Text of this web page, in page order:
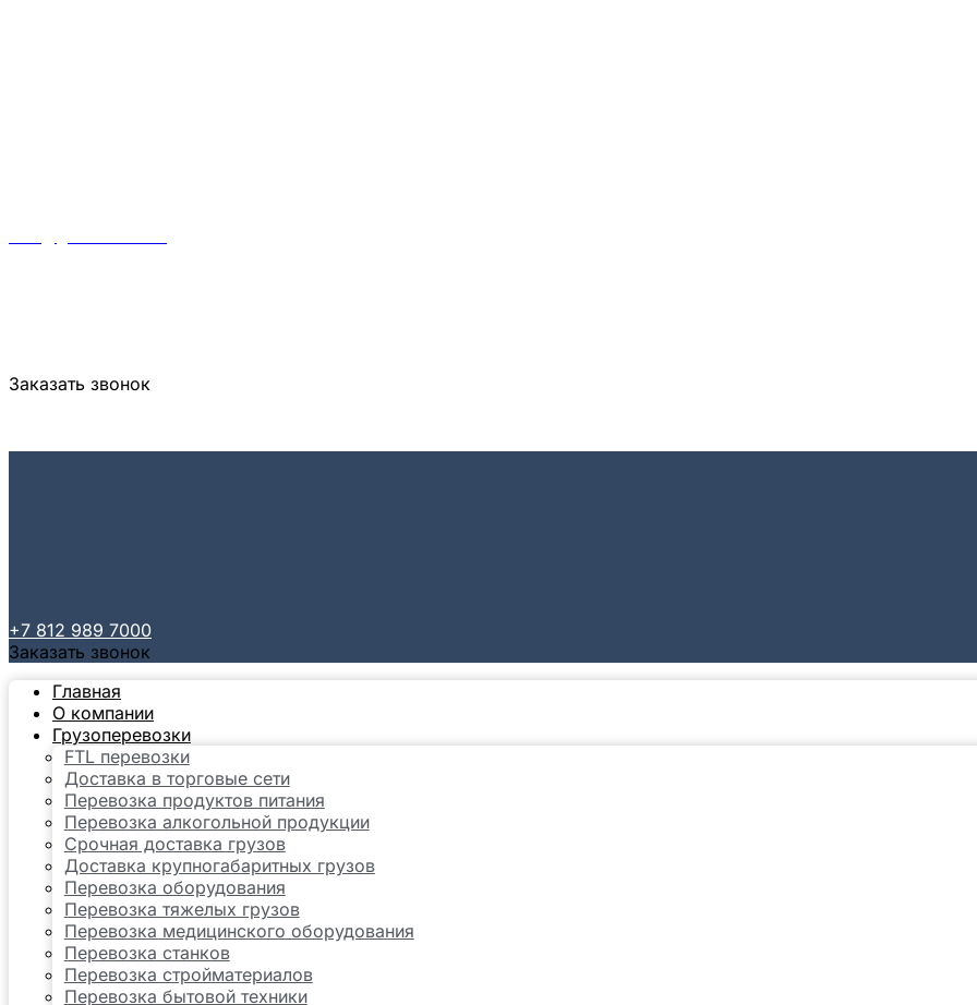
Заказать звонок
+7 812 989 7000
Заказать звонок
Главная
О компании
Грузоперевозки
FTL перевозки
Доставка в торговые сети
Перевозка продуктов питания
Перевозка алкогольной продукции
Срочная доставка грузов
Доставка крупногабаритных грузов
Перевозка оборудования
Перевозка тяжелых грузов
Перевозка медицинского оборудования
Перевозка станков
Перевозка стройматериалов
Перевозка бытовой техники